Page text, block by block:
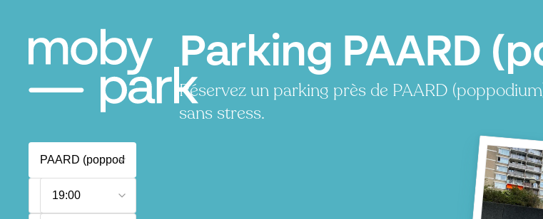
Parking PAARD
Réservez un parking près de PAARD
sans stress.
août
2026
19:00